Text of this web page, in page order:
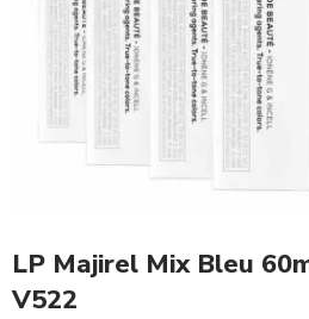
LP Majirel Mix Bleu
V522